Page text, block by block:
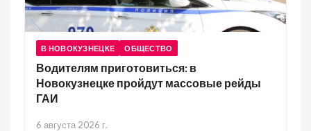
В НОВОКУЗНЕЦКЕ ОБЩЕСТВО
Водителям приготовиться: в
Новокузнецке пройдут массовые рейды
ГАИ
6 августа 2026 г.